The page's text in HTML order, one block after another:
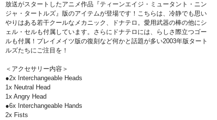
放送がスタートしたアニメ作品『ティーンエイジ・ミュータント・ニン
ジャ・タートルズ』版のアイテムが登場です！こちらは、冷静でも思い
やりはある若干クールなメカニック、ドナテロ。愛用武器の棒の他にシ
ェル・セルも付属しています。さらにドナテロには、らしさ際立つゴー
ルも付属！プレイメイツ版の復刻など何かと話題が多い2003年版タート
ルズたちにご注目を！
＜アクセサリー内容＞
●2x Interchangeable Heads
1x Neutral Head
1x Angry Head
●6x Interchangeable Hands
2x Fists